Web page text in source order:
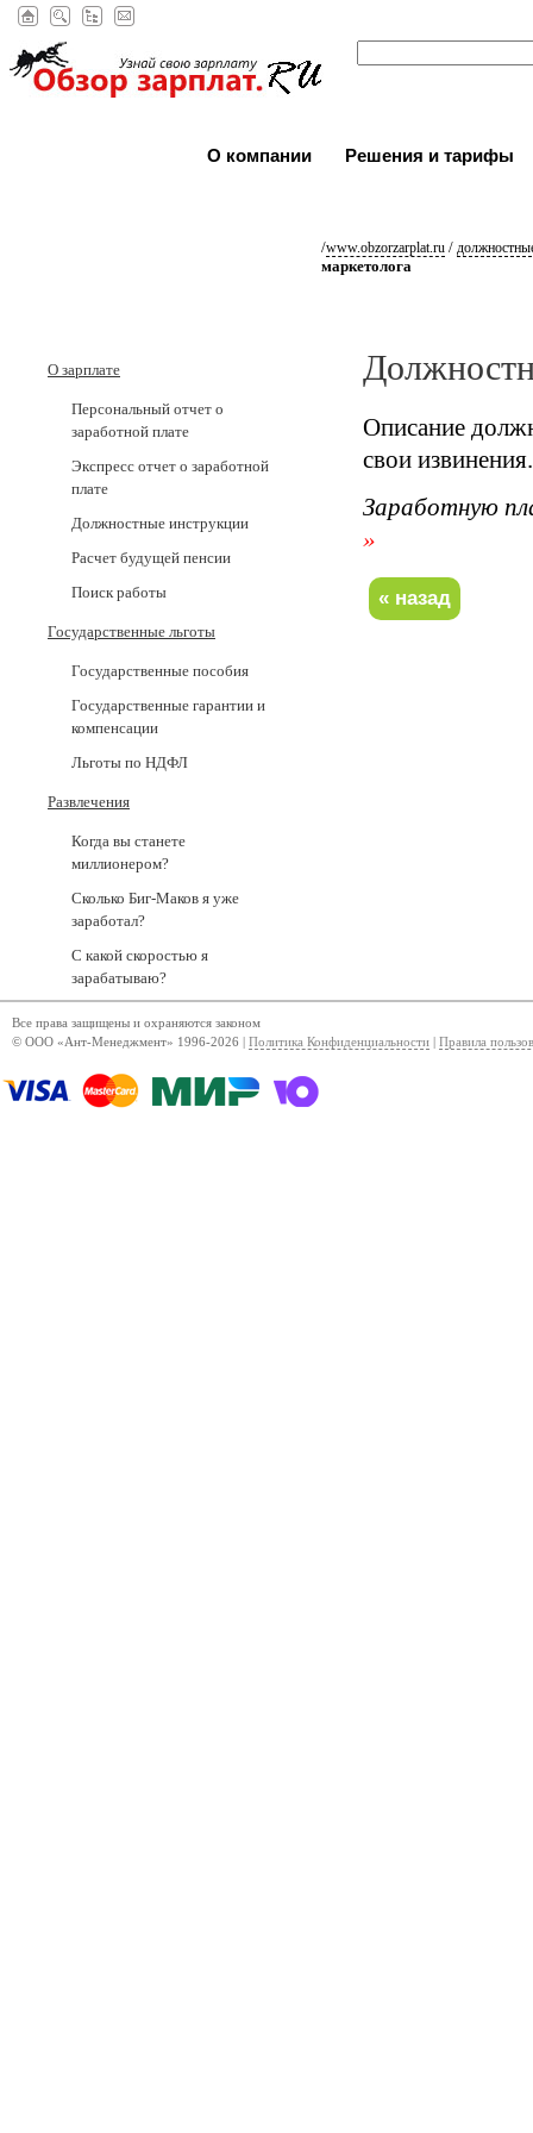
О компании Решения и тарифы
/www.obzorzarplat.ru /
маркетолога
О зарплате
Персональный отчет о
заработной плате
Экспресс отчет о заработной
плате
Должностные инструкции
Расчет будущей пенсии
Поиск работы
Государственные льготы
Государственные пособия
Государственные гарантии и
компенсации
Льготы по НДФЛ
Развлечения
Когда вы станете
миллионером?
Сколько Биг-Маков я уже
заработал?
С какой скоростью я
зарабатываю?
Описание
свои извинения.
Заработную
»
Все права защищены и охраняются законом
© ООО «Ант-Менеджмент» 1996-2026 | Политика Конфиденциальности Правила